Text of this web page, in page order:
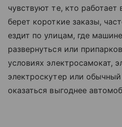
чувствуют те, кто работает
берет короткие заказы,
ездит по улицам, где
развернуться или
условиях электросамокат,
электроскутер или
оказаться выгоднее